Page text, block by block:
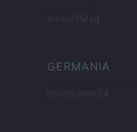
InvestirMag
GERMANIA
Investieren24